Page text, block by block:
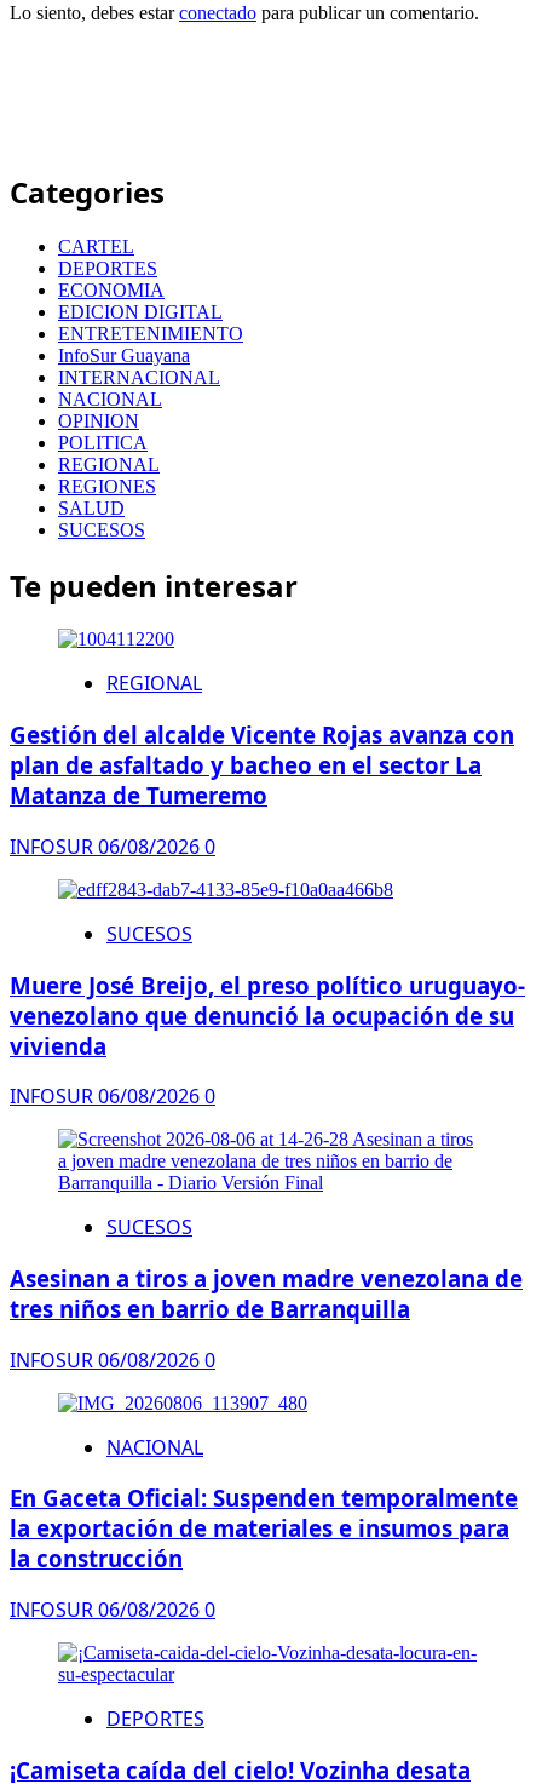
Lo siento, debes estarconectado para publicar un comentario.
Categories
CARTEL
DEPORTES
ECONOMIA
EDICION DIGITAL
ENTRETENIMIENTO
InfoSur Guayana
INTERNACIONAL
NACIONAL
OPINION
POLITICA
REGIONAL
REGIONES
SALUD
SUCESOS
Te pueden interesar
REGIONAL
Gestión del alcalde Vicente Rojas avanza con
plan de asfaltado y bacheo en el sector La
Matanza de Tumeremo
INFOSUR06/08/20260
SUCESOS
Muere José Breijo, el preso político uruguayo-
venezolano que denunció la ocupación de su
vivienda
INFOSUR06/08/20260
SUCESOS
Asesinan a tiros a joven madre venezolana de
tres niños en barrio de Barranquilla
INFOSUR06/08/20260
NACIONAL
En Gaceta Oficial: Suspenden temporalmente
la exportación de materiales e insumos para
la construcción
INFOSUR06/08/20260
DEPORTES
¡Camiseta caída del cielo! Vozinha desata